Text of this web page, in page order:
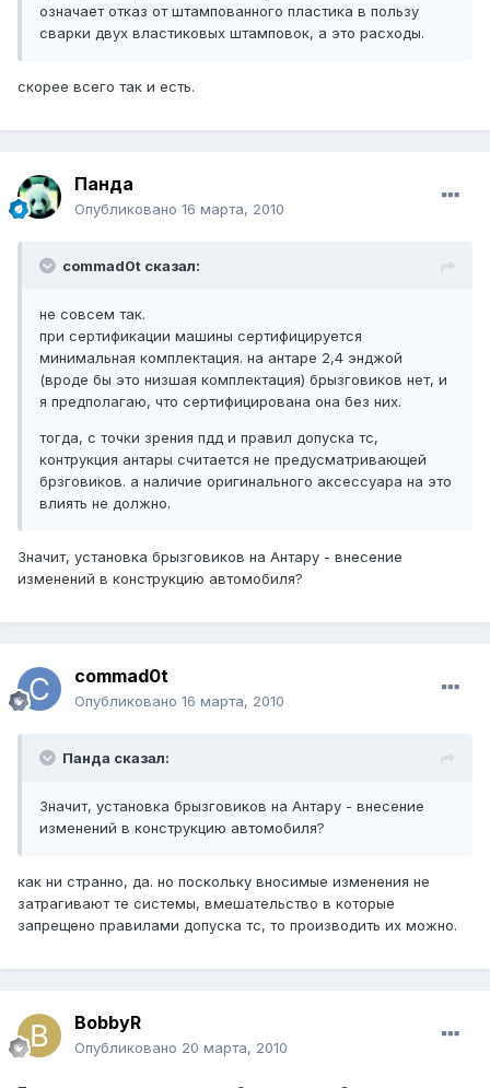
означает отказ от штампованного пластика в пользу
сварки двух властиковых штамповок, а это расходы.
скорее всего так и есть.
Панда
Опубликовано 16 марта, 2010
commad0t сказал:
не совсем так.
при сертификации машины сертифицируется
минимальная комплектация. на антаре 2,4 энджой
(вроде бы это низшая комплектация) брызговиков нет, и
я предполагаю, что сертифицирована она без них.
тогда, с точки зрения пдд и правил допуска тс,
контрукция антары считается не предусматривающей
брзговиков. а наличие оригинального аксессуара на это
влиять не должно.
Значит, установка брызговиков на Антару - внесение
изменений в конструкцию автомобиля?
commad0t
Опубликовано 16 марта, 2010
Панда сказал:
Значит, установка брызговиков на Антару - внесение
изменений в конструкцию автомобиля?
как ни странно, да. но поскольку вносимые изменения не
затрагивают те системы, вмешательство в которые
запрещено правилами допуска тс, то производить их можно.
BobbyR
Опубликовано 20 марта, 2010